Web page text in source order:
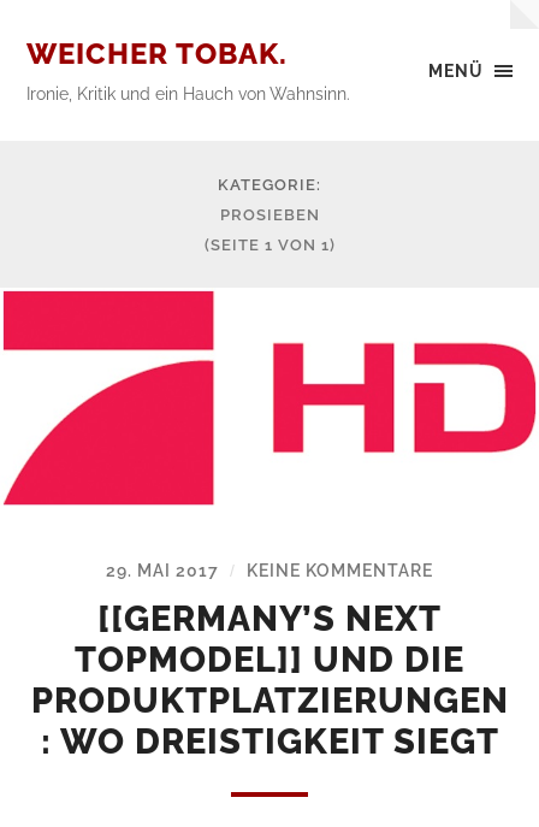
MENÜ
WEICHER TOBAK.
Ironie, Kritik und ein Hauch von Wahnsinn.
KATEGORIE:
PROSIEBEN
(SEITE 1 VON 1)
29. MAI 2017 / KEINE KOMMENTARE
[[GERMANY’S NEXT
TOPMODEL]] UND DIE
PRODUKTPLATZIERUNGEN
: WO DREISTIGKEIT SIEGT